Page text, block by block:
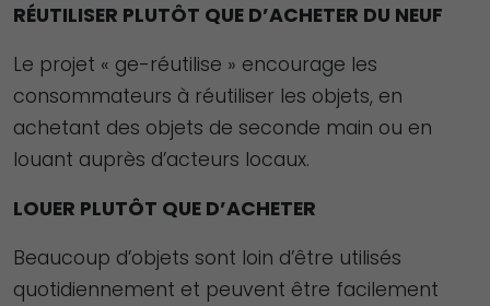
RÉUTILISER PLUTÔT QUE D’ACHETER DU NEUF
Le projet « ge-réutilise » encourage les
consommateurs à réutiliser les objets, en
achetant des objets de seconde main ou en
louant auprès d’acteurs locaux.
LOUER PLUTÔT QUE D’ACHETER
Beaucoup d’objets sont loin d’être utilisés
quotidiennement et peuvent être facilement